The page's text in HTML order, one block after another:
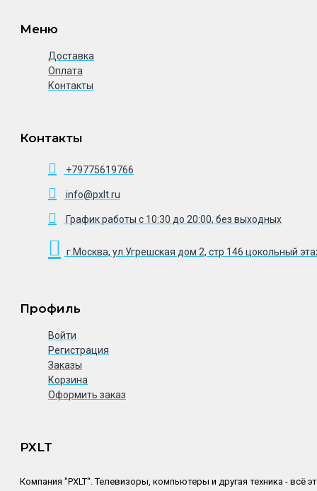
Меню
Доставка
Оплата
Контакты
Контакты
+79775619766
info@pxlt.ru
График работы с 10:30 до 20:00, без выходных
г.Москва, ул.Угрешская дом 2, стр 146 цокольный
Профиль
Войти
Регистрация
Заказы
Корзина
Оформить заказ
PXLT
Компания "PXLT". Телевизоры, компьютеры и другая техника - всё